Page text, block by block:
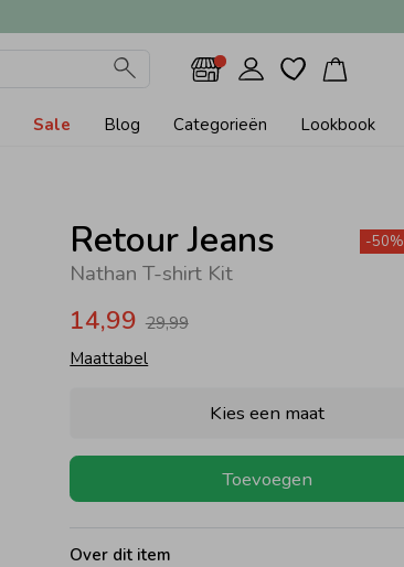
Sale Blog Categorieën Lookbook
Retour Jeans
Nathan T-shirt Kit
-
14,99 29,99
Maattabel
Kies een maat
Toevoegen
Over dit item